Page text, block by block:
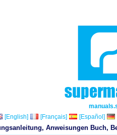
[English]
[Français] [Español]
Anweisungen Buch,